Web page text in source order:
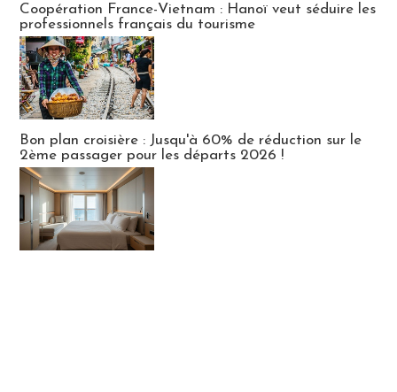
Coopération France-Vietnam : Hanoï veut séduire les
professionnels français du tourisme
Bon plan croisière : Jusqu'à 60% de réduction sur le
2ème passager pour les départs 2026 !